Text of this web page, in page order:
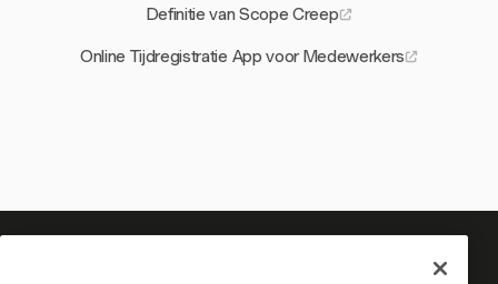
Definitie van Scope Creep
Online Tijdregistratie App voor Medewerkers
Je tijd is het waard om bij te